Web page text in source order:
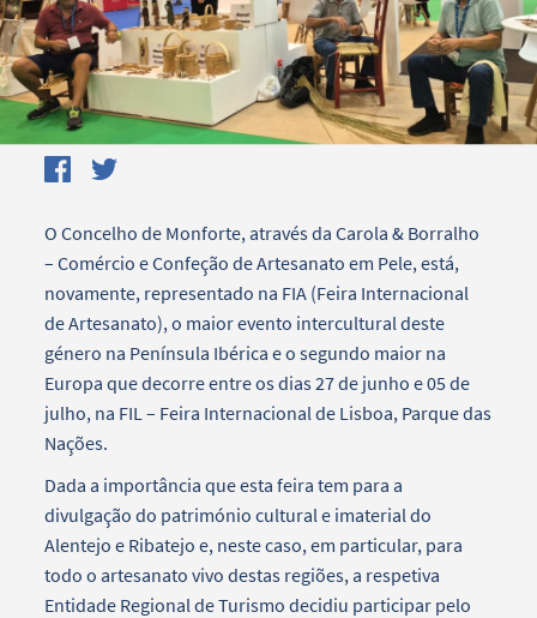
Filtros
O Concelho de Monforte, através da Carola & Borralho
– Comércio e Confeção de Artesanato em Pele, está,
novamente, representado na FIA (Feira Internacional
de Artesanato), o maior evento intercultural deste
género na Península Ibérica e o segundo maior na
Europa que decorre entre os dias 27 de junho e 05 de
julho, na FIL – Feira Internacional de Lisboa, Parque das
Nações.
Dada a importância que esta feira tem para a
divulgação do património cultural e imaterial do
Alentejo e Ribatejo e, neste caso, em particular, para
todo o artesanato vivo destas regiões, a respetiva
Entidade Regional de Turismo decidiu participar pelo